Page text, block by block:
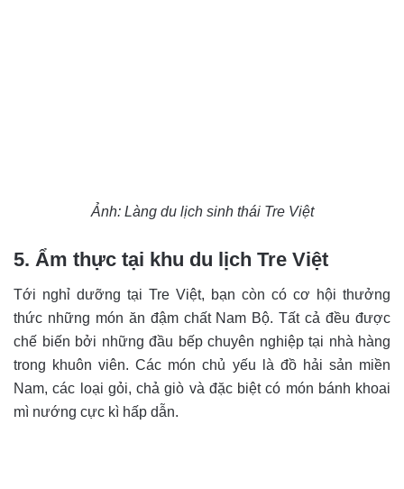
Ảnh: Làng du lịch sinh thái Tre Việt
5. Ẩm thực tại khu du lịch Tre Việt
Tới nghỉ dưỡng tại Tre Việt, bạn còn có cơ hội thưởng
thức những món ăn đậm chất Nam Bộ. Tất cả đều được
chế biến bởi những đầu bếp chuyên nghiệp tại nhà hàng
trong khuôn viên. Các món chủ yếu là đồ hải sản miền
Nam, các loại gỏi, chả giò và đặc biệt có món bánh khoai
mì nướng cực kì hấp dẫn.